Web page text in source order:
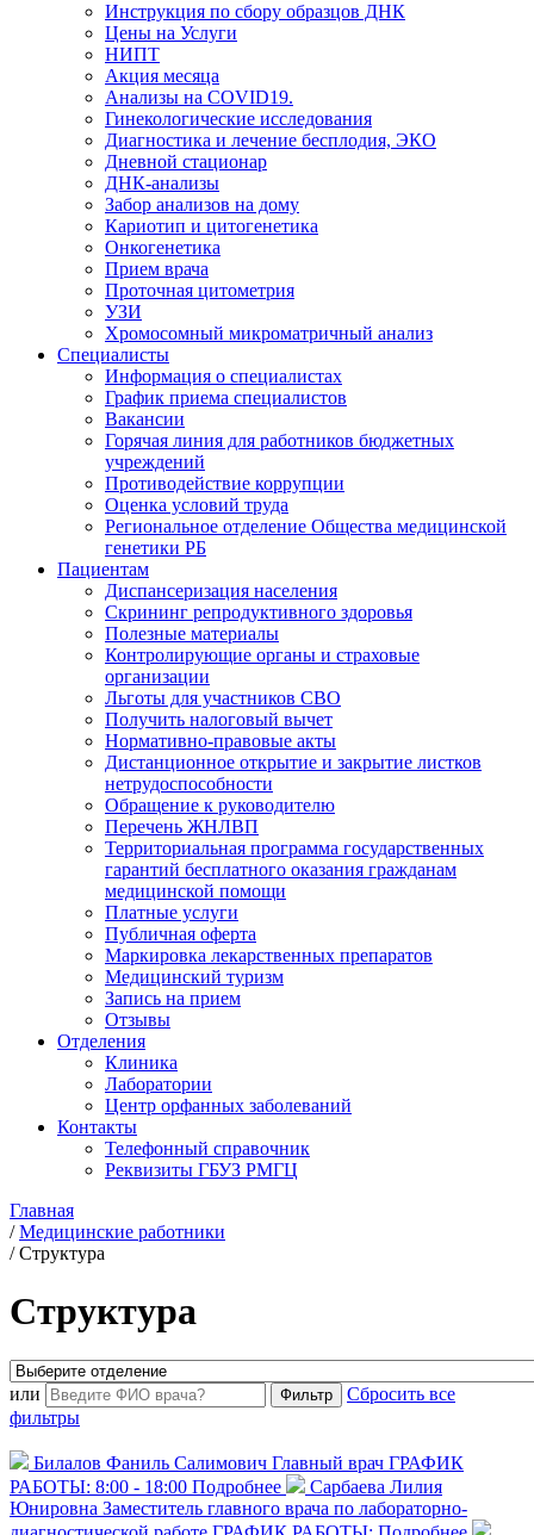
Инструкция по сбору образцов ДНК
Цены на Услуги
НИПТ
Акция месяца
Анализы на COVID19.
Гинекологические исследования
Диагностика и лечение бесплодия, ЭКО
Дневной стационар
ДНК-анализы
Забор анализов на дому
Кариотип и цитогенетика
Онкогенетика
Прием врача
Проточная цитометрия
УЗИ
Хромосомный микроматричный анализ
Специалисты
Информация о специалистах
График приема специалистов
Вакансии
Горячая линия для работников бюджетных
учреждений
Противодействие коррупции
Оценка условий труда
Региональное отделение Общества медицинской
генетики РБ
Пациентам
Диспансеризация населения
Скрининг репродуктивного здоровья
Полезные материалы
Контролирующие органы и страховые
организации
Льготы для участников СВО
Получить налоговый вычет
Нормативно-правовые акты
Дистанционное открытие и закрытие листков
нетрудоспособности
Обращение к руководителю
Перечень ЖНЛВП
Территориальная программа государственных
гарантий бесплатного оказания гражданам
медицинской помощи
Платные услуги
Публичная оферта
Маркировка лекарственных препаратов
Медицинский туризм
Запись на прием
Отзывы
Отделения
Клиника
Лаборатории
Центр орфанных заболеваний
Контакты
Телефонный справочник
Реквизиты ГБУЗ РМГЦ
Главная
/Медицинские работники
/Структура
Структура
или
Сбросить все
фильтры
Билалов Фаниль Салимович Главный врач ГРАФИК
РАБОТЫ: 8:00 - 18:00 Подробнее
Сарбаева Лилия
Юнировна Заместитель главного врача по лабораторно-